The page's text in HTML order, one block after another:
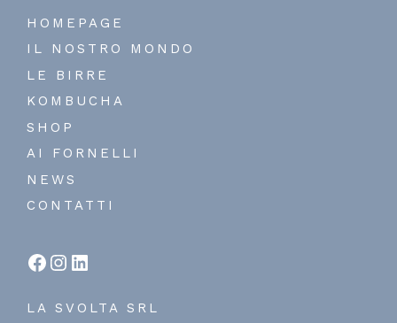
HOMEPAGE
IL NOSTRO MONDO
LE BIRRE
KOMBUCHA
SHOP
AI FORNELLI
NEWS
CONTATTI
LA SVOLTA SRL